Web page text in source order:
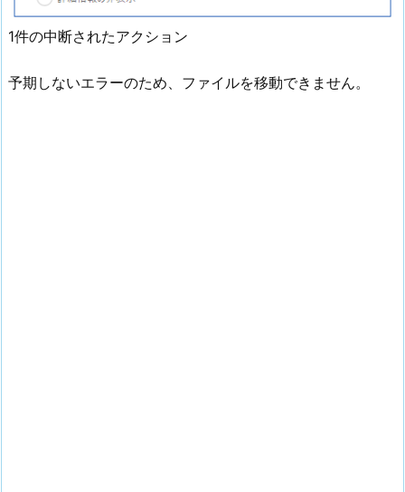
1件の中断されたアクション
予期しないエラーのため、ファイルを移動できません。